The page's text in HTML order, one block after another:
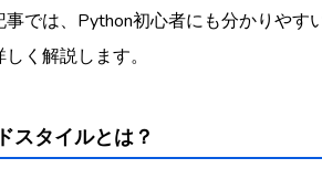
事では、Python初心者にも分かりや
く解説します。
スタイルとは？